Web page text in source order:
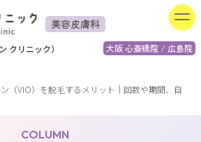
美容皮膚科
大阪 心斎橋院 / 広島院
クリニック）
（VIO）を脱毛するメリット｜回数や期間、自
COLUMN